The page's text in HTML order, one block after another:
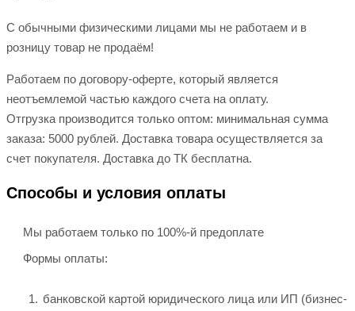
С обычными физическими лицами мы не работаем и в
розницу товар не продаём!
Работаем по договору-оферте, который является
неотъемлемой частью каждого счета на оплату.
Отгрузка производится только оптом: минимальная сумма
заказа: 5000 рублей. Доставка товара осуществляется за
счет покупателя. Доставка до ТК бесплатна.
Способы и условия оплаты
Мы работаем только по 100%-й предоплате
Формы оплаты:
банковской картой юридического лица или ИП (бизнес-